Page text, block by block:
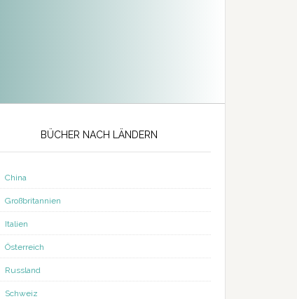
BÜCHER NACH LÄNDERN
China
Großbritannien
Italien
Österreich
Russland
Schweiz